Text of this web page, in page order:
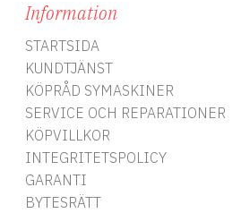
Information
STARTSIDA
KUNDTJÄNST
KÖPRÅD SYMASKINER
SERVICE OCH REPARATIONER
KÖPVILLKOR
INTEGRITETSPOLICY
GARANTI
BYTESRÄTT